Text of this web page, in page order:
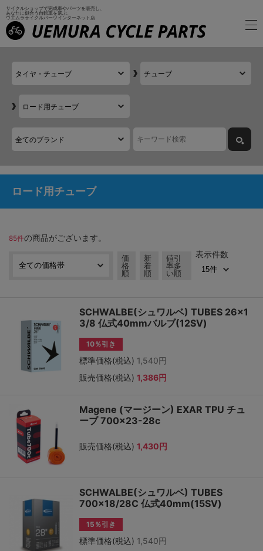
サイクルショップで完成車やパーツを販売し、
あなたに似合う自転車を選ぶ、
ウエムラサイクルパーツインターネット店
ロード用チューブ
85件の商品がございます。
価
格
順
新
着
順
値引
率多
い順
表示件数
SCHWALBE(シュワルベ) TUBES 26×1
3/8 仏式40mmバルブ(12SV)
10％引き
標準価格(税込) 1,540円
販売価格(税込) 1,386円
Magene (マージーン) EXAR TPU チュ
ーブ 700×23-28c
販売価格(税込) 1,430円
SCHWALBE(シュワルベ) TUBES
700×18/28C 仏式40mm(15SV)
15％引き
標準価格(税込) 1,540円